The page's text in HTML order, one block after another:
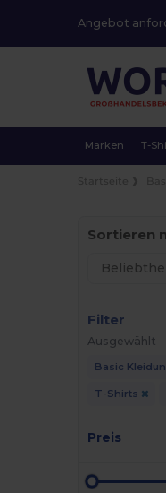
Angebot
Marken T-
Sortieren
Filter
Ausgewählt
Basic
T-Shirts
Preis